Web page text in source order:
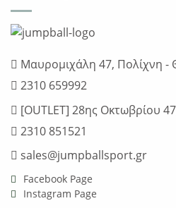
Μαυρομιχάλη 47, Πολίχνη -
2310 659992
[OUTLET] 28ης Οκτωβρίου
2310 851521
sales@jumpballsport.gr
Facebook Page
Instagram Page